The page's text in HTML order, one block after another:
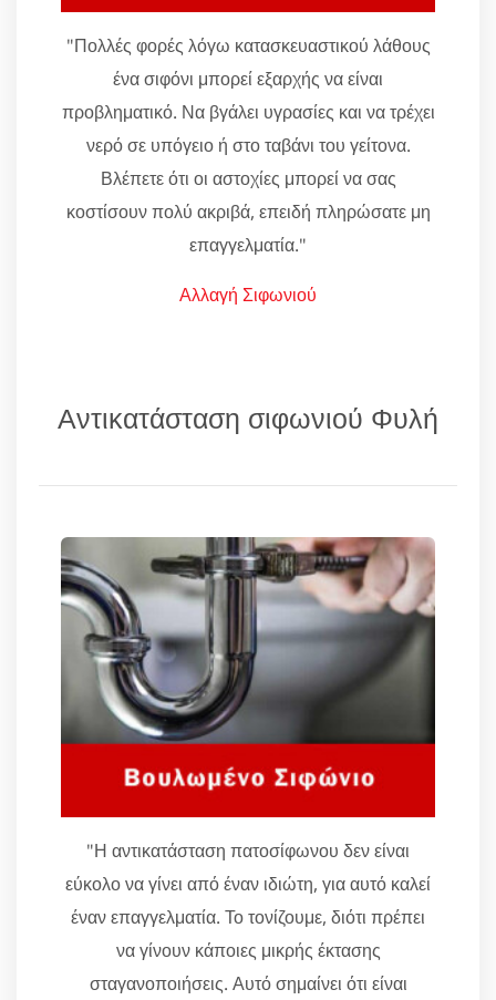
"Πολλές φορές λόγω κατασκευαστικού λάθους
ένα σιφόνι μπορεί εξαρχής να είναι
προβληματικό. Να βγάλει υγρασίες και να τρέχει
νερό σε υπόγειο ή στο ταβάνι του γείτονα.
Βλέπετε ότι οι αστοχίες μπορεί να σας
κοστίσουν πολύ ακριβά, επειδή πληρώσατε μη
επαγγελματία."
Αλλαγή Σιφωνιού
Αντικατάσταση σιφωνιού Φυλή
"Η αντικατάσταση πατοσίφωνου δεν είναι
εύκολο να γίνει από έναν ιδιώτη, για αυτό καλεί
έναν επαγγελματία. Το τονίζουμε, διότι πρέπει
να γίνουν κάποιες μικρής έκτασης
σταγανοποιήσεις. Αυτό σημαίνει ότι είναι